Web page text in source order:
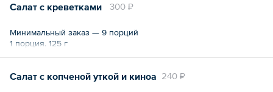
300 ₽
Салат с креветками
Минимальный заказ — 9 порций
1 порция. 125 г
240 ₽
Салат с копченой уткой и киноа